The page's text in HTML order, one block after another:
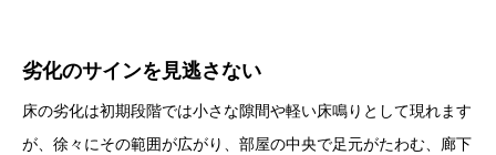
劣化のサインを見逃さない
床の劣化は初期段階では小さな隙間や軽い床鳴りとして現れます
が、徐々にその範囲が広がり、部屋の中央で足元がたわむ、廊下